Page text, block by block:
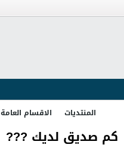
المنتديات الاقسام العامة
كم صديق لديك ???